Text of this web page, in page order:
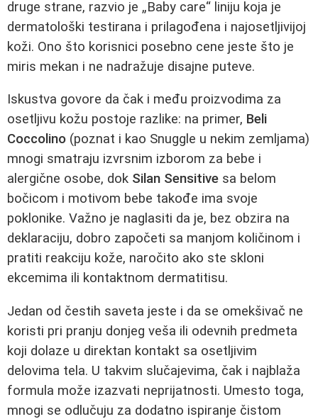
druge strane, razvio je „Baby care“ liniju koja je
dermatološki testirana i prilagođena i najosetljivijoj
koži. Ono što korisnici posebno cene jeste što je
miris mekan i ne nadražuje disajne puteve.
Iskustva govore da čak i među proizvodima za
osetljivu kožu postoje razlike: na primer, Beli
Coccolino (poznat i kao Snuggle u nekim zemljama)
mnogi smatraju izvrsnim izborom za bebe i
alergične osobe, dok Silan Sensitive sa belom
bočicom i motivom bebe takođe ima svoje
poklonike. Važno je naglasiti da je, bez obzira na
deklaraciju, dobro započeti sa manjom količinom i
pratiti reakciju kože, naročito ako ste skloni
ekcemima ili kontaktnom dermatitisu.
Jedan od čestih saveta jeste i da se omekšivač ne
koristi pri pranju donjeg veša ili odevnih predmeta
koji dolaze u direktan kontakt sa osetljivim
delovima tela. U takvim slučajevima, čak i najblaža
formula može izazvati neprijatnosti. Umesto toga,
mnogi se odlučuju za dodatno ispiranje čistom